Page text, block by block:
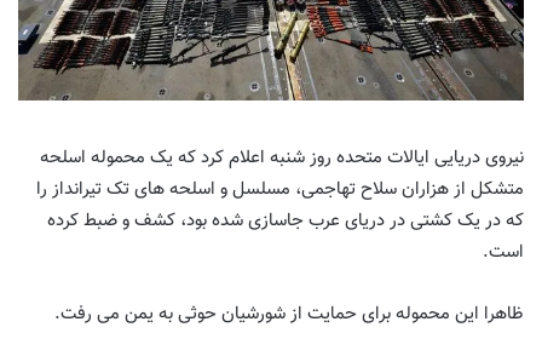
نیروی دریایی ایالات متحده روز شنبه اعلام کرد که یک محموله اسلحه
متشکل از هزاران سلاح تهاجمی، مسلسل و اسلحه های تک تیرانداز را
که در یک کشتی در دریای عرب جاسازی شده بود، کشف و ضبط کرده
است.
ظاهرا این محموله برای حمایت از شورشیان حوثی به یمن می رفت.